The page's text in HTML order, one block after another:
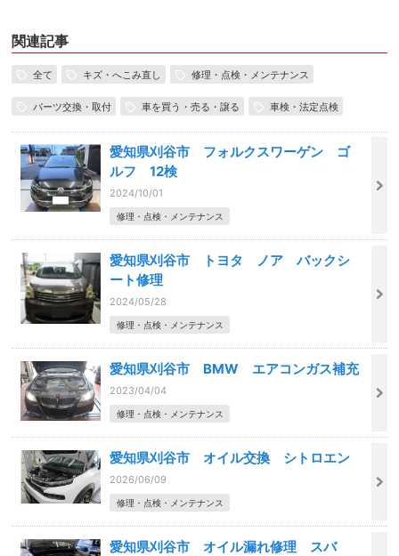
関連記事
全て キズ・へこみ直し 修理・点検・メンテナンス
パーツ交換・取付 車を買う・売る・譲る 車検・法定点検
愛知県刈谷市 フォルクスワーゲン ゴ
ルフ 12検
2024/10/01
修理・点検・メンテナンス
愛知県刈谷市 トヨタ ノア バックシ
ート修理
2024/05/28
修理・点検・メンテナンス
愛知県刈谷市 BMW エアコンガス補充
2023/04/04
修理・点検・メンテナンス
愛知県刈谷市 オイル交換 シトロエン
2026/06/09
修理・点検・メンテナンス
愛知県刈谷市 オイル漏れ修理 スバ